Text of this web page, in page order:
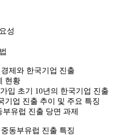
성
제와 한국기업 진출
현황
입 초기 10년의 한국기업 진출
기업 진출 추이 및 주요 특징
유럽 진출 당면 과제
동부유럽 진출 특징